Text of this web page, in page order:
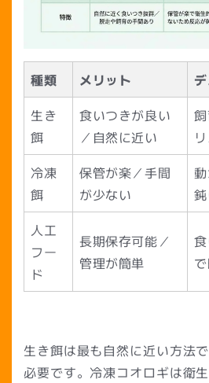
種類 メリット
生き
餌
食いつきが良い
／自然に近い
冷凍
餌
保管が楽／手間
が少ない
人工
フー
ド
長期保存可能／
管理が簡単
生き餌は最も自然に近い方法
必要です。冷凍コオロギは衛